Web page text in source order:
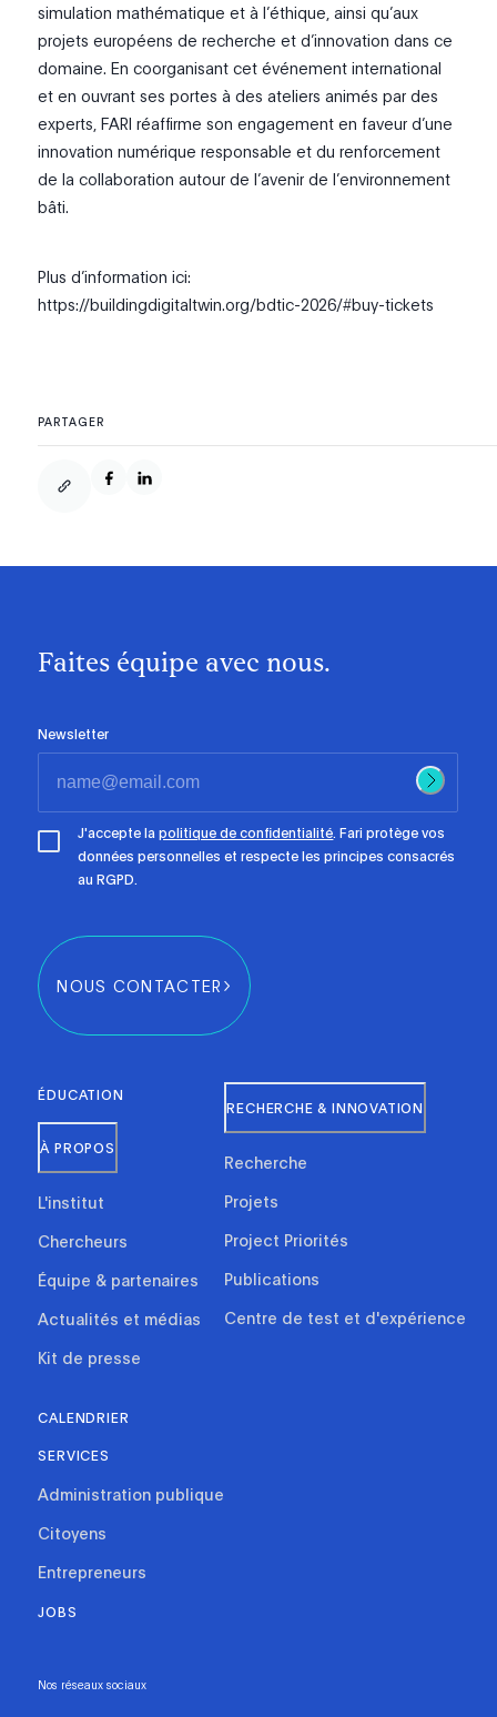
simulation mathématique et à l’éthique, ainsi qu’aux
projets européens de recherche et d’innovation dans ce
domaine. En coorganisant cet événement international
et en ouvrant ses portes à des ateliers animés par des
experts, FARI réaffirme son engagement en faveur d’une
innovation numérique responsable et du renforcement
de la collaboration autour de l’avenir de l’environnement
bâti.
Plus d’information ici:
https://buildingdigitaltwin.org/bdtic-2026/#buy-tickets
PARTAGER
Faites équipe avec nous.
Newsletter
J'accepte lapolitique de confidentialité. Fari protège vos
données personnelles et respecte les principes consacrés
au RGPD.
NOUS CONTACTER
ÉDUCATION
À PROPOS
L'institut
Chercheurs
Équipe & partenaires
Actualités et médias
Kit de presse
RECHERCHE & INNOVATION
Recherche
Projets
Project Priorités
Publications
Centre de test et d'expérience
CALENDRIER
SERVICES
Administration publique
Citoyens
Entrepreneurs
JOBS
Nos réseaux sociaux